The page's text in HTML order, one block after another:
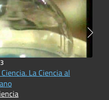
La Ciencia al